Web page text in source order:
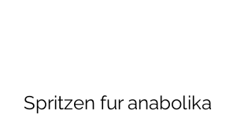
Spritzen fur anabolika